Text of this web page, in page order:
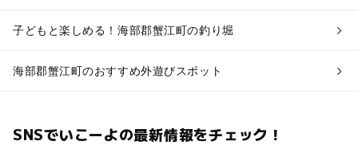
子どもと楽しめる！海部郡蟹江町の釣り堀
海部郡蟹江町のおすすめ外遊びスポット
SNSでいこーよの最新情報をチェック！